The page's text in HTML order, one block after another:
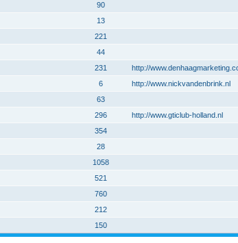
90
13
221
44
231 http://
6 http://www.nickvandenbrink.nl
63
296 http://www.gticlub-holland.nl
354
28
1058
521
760
212
150